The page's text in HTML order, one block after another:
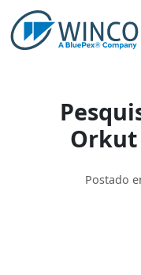
Pular
para
Postado